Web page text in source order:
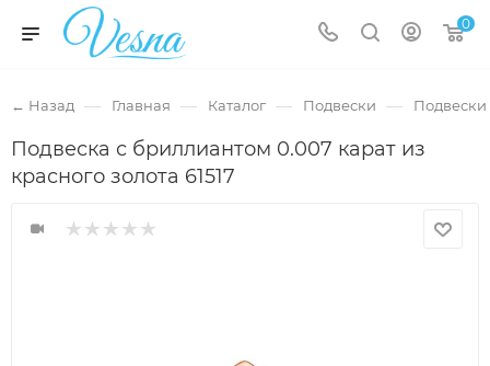
0
← Назад — Главная — Каталог — Подвески — Подвески
Подвеска с бриллиантом 0.007 карат из
красного золота 61517